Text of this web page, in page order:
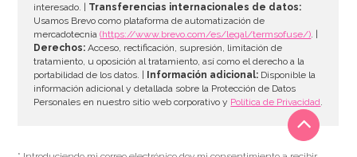
interesado. | Transferencias internacionales de datos:
Usamos Brevo como plataforma de automatización de
mercadotecnia(https://www.brevo.com/es/legal/termsofuse/). |
Derechos: Acceso, rectificación, supresión, limitación de
tratamiento, u oposición al tratamiento, así como el derecho a la
portabilidad de los datos. |
Información adicional: Disponible la
información adicional y detallada sobre la Protección de Datos
Personales en nuestro sitio web corporativo y Política de Privacidad.